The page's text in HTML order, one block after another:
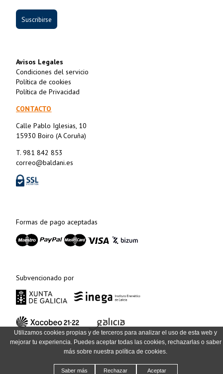
Utilizamos cookies propias y de terceros para analizar el uso de esta web y
mejorar tu experiencia. Puedes aceptar todas las cookies, rechazarlas o saber
más sobre nuestra política de cookies.
Saber más Rechazar Aceptar
Suscribirse
Avisos Legales
Condiciones del servicio
Política de cookies
Política de Privacidad
CONTACTO
Calle Pablo Iglesias, 10
15930 Boiro (A Coruña)
T. 981 842 853
correo@baldani.es
Formas de pago aceptadas
Subvencionado por